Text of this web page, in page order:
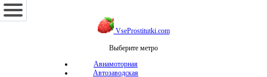
VseProstitutki.com
Выберите метро
Авиамоторная
Автозаводская